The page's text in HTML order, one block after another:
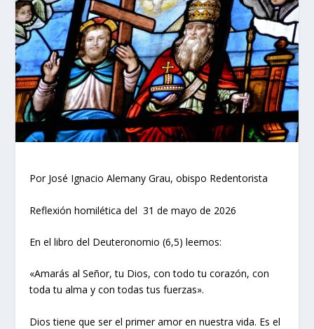
Por José Ignacio Alemany Grau, obispo Redentorista
Reflexión homilética del 31 de mayo de 2026
En el libro del Deuteronomio (6,5) leemos:
«Amarás al Señor, tu Dios, con todo tu corazón, con
toda tu alma y con todas tus fuerzas».
Dios tiene que ser el primer amor en nuestra vida. Es el